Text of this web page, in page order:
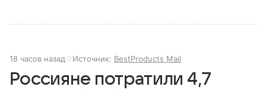
18 часов назад Источник: BestProducts Mail
Россияне потратили 4,7